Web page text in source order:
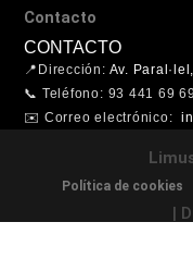
Contacto
CONTACTO
📍Dirección: Av.
📞 Teléfono: 93 441 69 69
✉️ Correo electrónico:
Política de cookies
|